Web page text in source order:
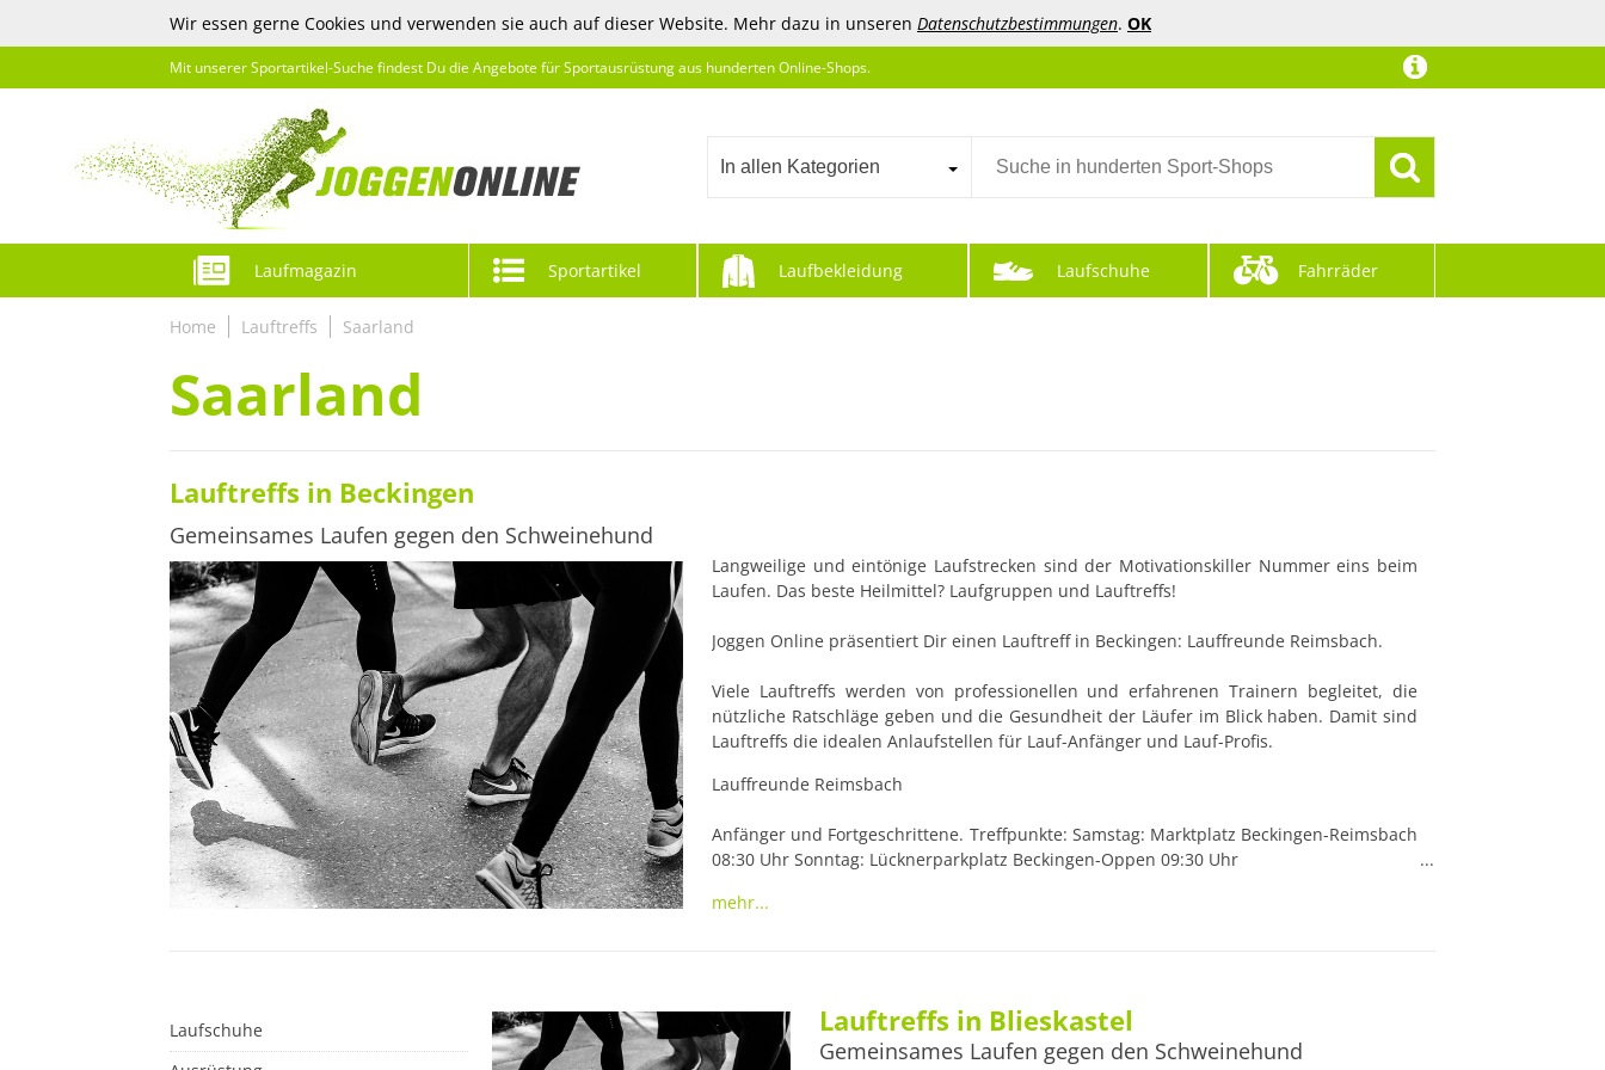
Wir essen gerne Cookies und verwenden sie auch auf dieser Website. Mehr dazu in unseren Datenschutzbestimmungen. OK
Mit unserer Sportartikel-Suche findest Du die Angebote für Sportausrüstung aus hunderten Online-Shops.
In allen Kategorien
Laufmagazin Sportartikel Laufbekleidung Laufschuhe Fahrräder
Home Lauftreffs Saarland
Saarland
Lauftreffs in Beckingen
Gemeinsames Laufen gegen den Schweinehund
Langweilige und eintönige Laufstrecken sind der Motivationskiller Nummer eins beim
Laufen. Das beste Heilmittel? Laufgruppen und Lauftreffs!
Joggen Online präsentiert Dir einen Lauftreff in Beckingen: Lauffreunde Reimsbach.
Viele Lauftreffs werden von professionellen und erfahrenen Trainern begleitet, die
nützliche Ratschläge geben und die Gesundheit der Läufer im Blick haben. Damit sind
Lauftreffs die idealen Anlaufstellen für Lauf-Anfänger und Lauf-Profis.
Lauffreunde Reimsbach
Anfänger und Fortgeschrittene. Treffpunkte: Samstag: Marktplatz Beckingen-Reimsbach
08:30 Uhr Sonntag: Lücknerparkplatz Beckingen-Oppen 09:30 Uhr
eMail: wolfgang.schwarzenberger@serviplus.de
Wenn Du selbst noch einen Lauftreff in
mehr...
Laufschuhe
Lauftreffs in Blieskastel
Gemeinsames Laufen gegen den Schweinehund